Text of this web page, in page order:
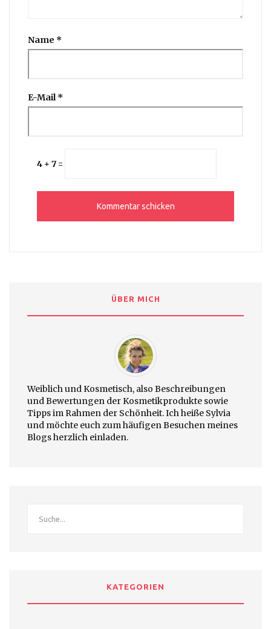
Name *
E-Mail*
4 + 7 =
ÜBER MICH
Weiblich und Kosmetisch, also Beschreibungen
und Bewertungen der Kosmetikprodukte sowie
Tipps im Rahmen der Schönheit. Ich heiße Sylvia
und möchte euch zum häufigen Besuchen meines
Blogs herzlich einladen.
KATEGORIEN